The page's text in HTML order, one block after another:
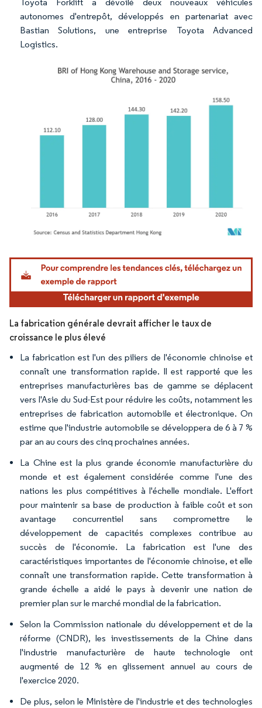
autonomes d'entrepôt, développés en partenariat avec
Bastian Solutions, une entreprise Toyota Advanced
Logistics.
Image © Mordor Intelligence. La réutilisation nécessite une attribution sous CC BY
La fabrication générale devrait afficher le taux de
croissance le plus élevé
La fabrication est l'un des piliers de l'économie chinoise et
connaît une transformation rapide. Il est rapporté que les
entreprises manufacturières bas de gamme se déplacent
vers l'Asie du Sud-Est pour réduire les coûts, notamment les
entreprises de fabrication automobile et électronique. On
estime que l'industrie automobile se développera de 6 à 7 %
par an au cours des cinq prochaines années.
La Chine est la plus grande économie manufacturière du
monde et est également considérée comme l'une des
nations les plus compétitives à l'échelle mondiale. L'effort
pour maintenir sa base de production à faible coût et son
avantage concurrentiel sans compromettre le
développement de capacités complexes contribue au
succès de l'économie. La fabrication est l'une des
caractéristiques importantes de l'économie chinoise, et elle
connaît une transformation rapide. Cette transformation à
grande échelle a aidé le pays à devenir une nation de
premier plan sur le marché mondial de la fabrication.
Selon la Commission nationale du développement et de la
réforme (CNDR), les investissements de la Chine dans
l'industrie manufacturière de haute technologie ont
augmenté de 12 % en glissement annuel au cours de
l'exercice 2020.
De plus, selon le Ministère de l'industrie et des technologies